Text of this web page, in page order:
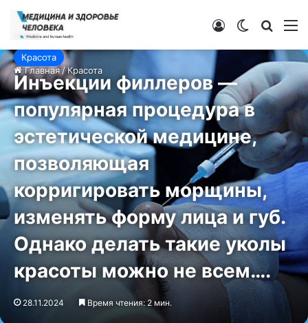
Switch skin
Войти
Главная/Красота
Красота
Инъекции филлеров —
популярная процедура в
эстетической медицине,
позволяющая
корригировать морщины,
изменять форму лица и губ.
Однако делать такие уколы
красоты можно не всем….
28.11.2024 Время чтения: 2 мин.